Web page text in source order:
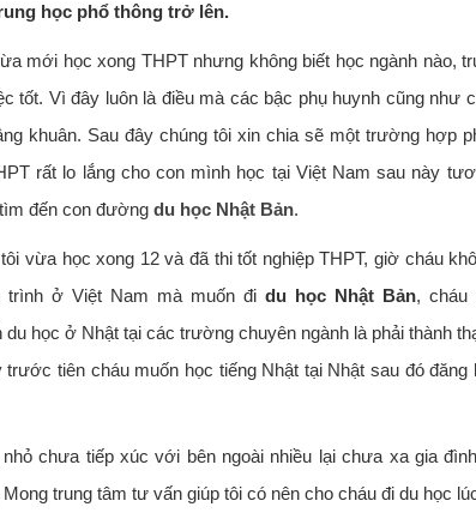
học phổ thông trở lên.
mới học xong THPT nhưng không biết học ngành nào,
tốt. Vì đây luôn là điều mà các bậc phụ huynh cũng như
khuân. Sau đây chúng tôi xin chia sẽ một trường hợp
rất lo lắng cho con mình học tại Việt Nam sau này
đến con đường du học Nhật Bản.
vừa học xong 12 và đã thi tốt nghiệp THPT, giờ cháu
trình ở Việt Nam mà muốn đi du học Nhật Bản, cháu
học ở Nhật tại các trường chuyên ngành là phải thành
tiên cháu muốn học tiếng Nhật tại Nhật sau đó
chưa tiếp xúc với bên ngoài nhiều lại chưa xa gia
Mong trung tâm tư vấn giúp tôi có nên cho cháu đi du học